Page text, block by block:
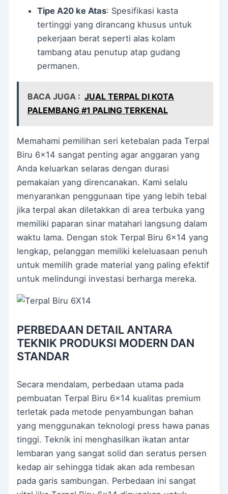
Tipe A20 ke Atas: Spesifikasi kasta
tertinggi yang dirancang khusus untuk
pekerjaan berat seperti alas kolam
tambang atau penutup atap gudang
permanen.
BACA JUGA : JUAL TERPAL DI KOTA
PALEMBANG #1 PALING TERKENAL
Memahami pemilihan seri ketebalan pada Terpal
Biru 6×14 sangat penting agar anggaran yang
Anda keluarkan selaras dengan durasi
pemakaian yang direncanakan. Kami selalu
menyarankan penggunaan tipe yang lebih tebal
jika terpal akan diletakkan di area terbuka yang
memiliki paparan sinar matahari langsung dalam
waktu lama. Dengan stok Terpal Biru 6×14 yang
lengkap, pelanggan memiliki keleluasaan penuh
untuk memilih grade material yang paling efektif
untuk melindungi investasi berharga mereka.
PERBEDAAN DETAIL ANTARA
TEKNIK PRODUKSI MODERN DAN
STANDAR
Secara mendalam, perbedaan utama pada
pembuatan Terpal Biru 6×14 kualitas premium
terletak pada metode penyambungan bahan
yang menggunakan teknologi press hawa panas
tinggi. Teknik ini menghasilkan ikatan antar
lembaran yang sangat solid dan seratus persen
kedap air sehingga tidak akan ada rembesan
pada garis sambungan. Perbedaan ini sangat